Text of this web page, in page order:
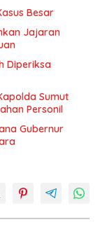
Besar
Jajaran
Diperiksa
Sumut
Personil
Gubernur